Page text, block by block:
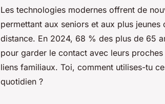
Les technologies modernes offrent de
permettant aux seniors et aux plus
distance. En 2024, 68 % des plus de 65
pour garder le contact avec leurs
liens familiaux. Toi, comment utilises-tu
quotidien ?